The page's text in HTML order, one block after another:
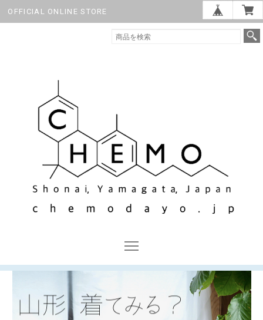
OFFICIAL ONLINE STORE